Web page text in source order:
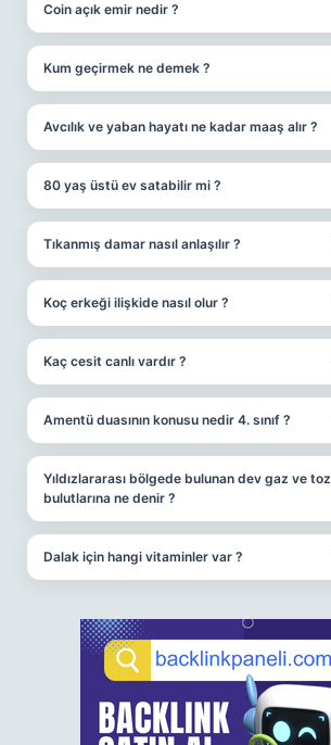
Coin açık emir nedir ?
Kum geçirmek ne demek ?
Avcılık ve yaban hayatı ne kadar maaş alır ?
80 yaş üstü ev satabilir mi ?
Tıkanmış damar nasıl anlaşılır ?
Koç erkeği ilişkide nasıl olur ?
Kaç cesit canlı vardır ?
Amentü duasının konusu nedir 4. sınıf ?
Yıldızlararası bölgede bulunan dev gaz ve toz
bulutlarına ne denir ?
Dalak için hangi vitaminler var ?